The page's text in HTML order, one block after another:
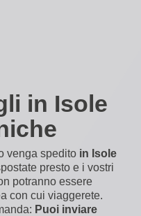
in Isole
venga spedito in Isole
presto e i vostri
potranno essere
con cui viaggerete.
Puoi inviare